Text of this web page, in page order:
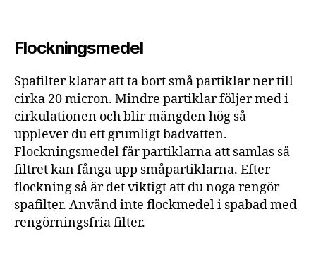
Flockningsmedel
Spafilter klarar att ta bort små partiklar ner till
cirka 20 micron. Mindre partiklar följer med i
cirkulationen och blir mängden hög så
upplever du ett grumligt badvatten.
Flockningsmedel får partiklarna att samlas så
filtret kan fånga upp småpartiklarna. Efter
flockning så är det viktigt att du noga rengör
spafilter. Använd inte flockmedel i spabad med
rengörningsfria filter.